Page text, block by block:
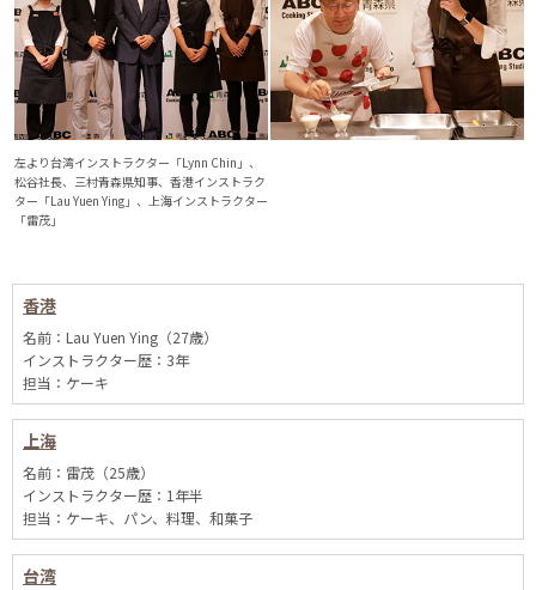
左より台湾インストラクター「Lynn Chin」、
松谷社長、三村青森県知事、香港インストラク
ター「Lau Yuen Ying」、上海インストラクター
「雷茂」
香港
名前：Lau Yuen Ying（27歳）
インストラクター歴：3年
担当：ケーキ
上海
名前：雷茂（25歳）
インストラクター歴：1年半
担当：ケーキ、パン、料理、和菓子
台湾